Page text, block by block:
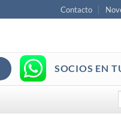
Contacto
SOCIOS EN